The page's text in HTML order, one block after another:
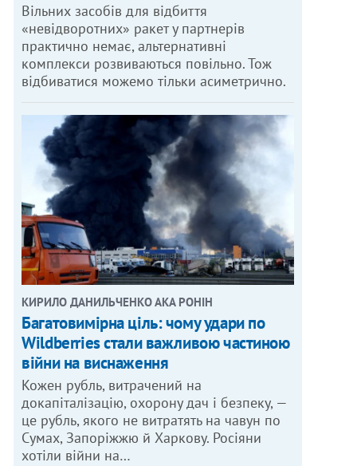
Вільних засобів для відбиття
«невідворотних» ракет у партнерів
практично немає, альтернативні
комплекси розвиваються повільно. Тож
відбиватися можемо тільки асиметрично.
КИРИЛО ДАНИЛЬЧЕНКО АКА РОНІН
Багатовимірна ціль: чому удари по
Wildberries стали важливою частиною
війни на виснаження
Кожен рубль, витрачений на
докапіталізацію, охорону дач і безпеку, —
це рубль, якого не витратять на чавун по
Сумах, Запоріжжю й Харкову. Росіяни
хотіли війни на…